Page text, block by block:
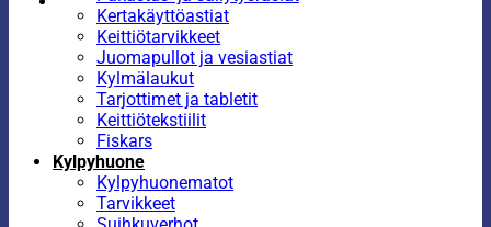
Kertakäyttöastiat
Keittiötarvikkeet
Juomapullot ja vesiastiat
Kylmälaukut
Tarjottimet ja tabletit
Keittiötekstiilit
Fiskars
Kylpyhuone
Kylpyhuonematot
Tarvikkeet